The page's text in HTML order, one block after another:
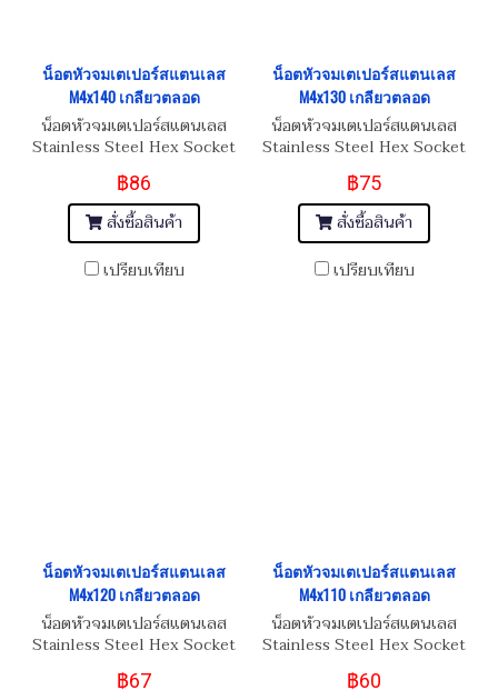
น็อตหัวจมเตเปอร์สแตนเลส
M4x140 เกลียวตลอด
น็อตหัวจมเตเปอร์สแตนเลส
Stainless Steel Hex Socket
฿86
สั่งซื้อสินค้า
เปรียบเทียบ
น็อตหัวจมเตเปอร์สแตนเลส
M4x130 เกลียวตลอด
น็อตหัวจมเตเปอร์สแตนเลส
Stainless Steel Hex Socket
฿75
สั่งซื้อสินค้า
เปรียบเทียบ
น็อตหัวจมเตเปอร์สแตนเลส
M4x120 เกลียวตลอด
น็อตหัวจมเตเปอร์สแตนเลส
Stainless Steel Hex Socket
Taper Head Screw M4x120
฿67
น็อตหัวจมเตเปอร์สแตนเลส
M4x110 เกลียวตลอด
น็อตหัวจมเตเปอร์สแตนเลส
Stainless Steel Hex Socket
Taper Head Screw M4x110
฿60